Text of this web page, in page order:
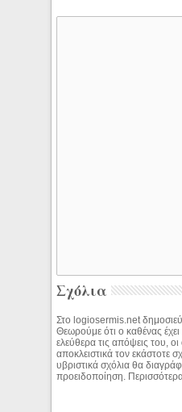
Σχόλια
Στο logiosermis.net
Θεωρούμε ότι ο καθένας έχει
ελεύθερα τις απόψεις του,
αποκλειστικά τον εκάστοτε
υβριστικά σχόλια θα
προειδοποίηση.